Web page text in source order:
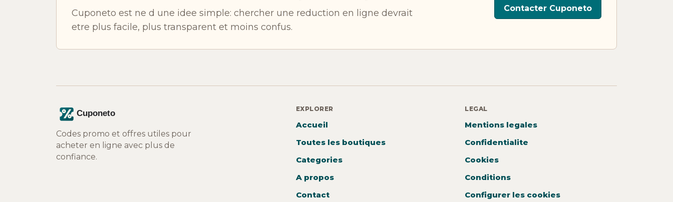
Cuponeto est ne d une idee simple: chercher une reduction en ligne devrait
etre plus facile, plus transparent et moins confus.
Contacter Cuponeto
Codes promo et offres utiles pour
acheter en ligne avec plus de
confiance.
EXPLORER
Accueil
Toutes les boutiques
Categories
A propos
Contact
LEGAL
Mentions legales
Confidentialite
Cookies
Conditions
Configurer les cookies